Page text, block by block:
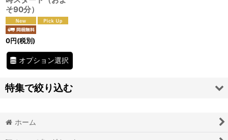
そ90分）
0円(税別)
オプション選択
特集で絞り込む
脳波調整マシンＭｉｎｄＳｐａ
ホーム